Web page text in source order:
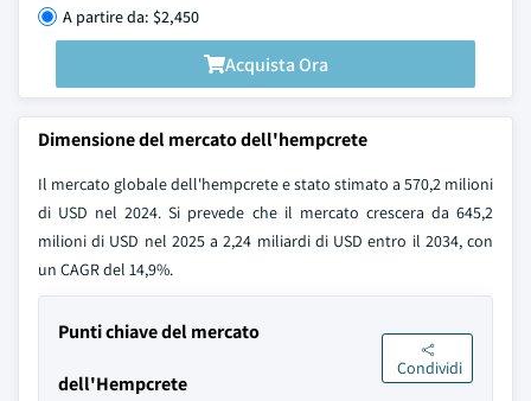
A partire da: $2,450
Acquista Ora
Dimensione del mercato dell'hempcrete
Il mercato globale dell'hempcrete e stato stimato a 570,2 milioni
di USD nel 2024. Si prevede che il mercato crescera da 645,2
milioni di USD nel 2025 a 2,24 miliardi di USD entro il 2034, con
un CAGR del 14,9%.
Punti chiave del mercato
dell'Hempcrete
Condividi